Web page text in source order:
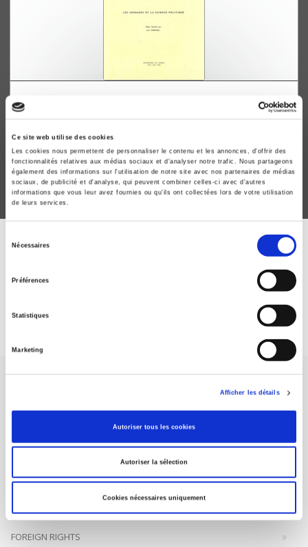
Ce site web utilise des cookies
Les cookies nous permettent de personnaliser le contenu et les annonces, d'offrir des
fonctionnalités relatives aux médias sociaux et d'analyser notre trafic. Nous partageons
également des informations sur l'utilisation de notre site avec nos partenaires de médias
sociaux, de publicité et d'analyse, qui peuvent combiner celles-ci avec d'autres
informations que vous leur avez fournies ou qu'ils ont collectées lors de votre utilisation
de leurs services.
Nécessaires
Préférences
Statistiques
Marketing
Afficher les détails
Autoriser tous les cookies
Autoriser la sélection
Cookies nécessaires uniquement
Les sondages et la science politique
Jean Stoetzel
ABONNEZ-VOUS À NOS
Maison d'édition dédiée aux sciences humaines et sociales, les
Presses de Sciences Po participent depuis leur création en 1976
CONTACTS
FOREIGN RIGHTS